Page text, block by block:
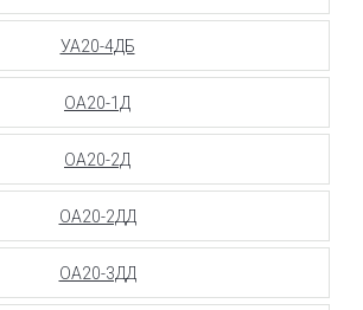
УА20-4ДБ
ОА20-1Д
ОА20-2Д
ОА20-2ДД
ОА20-3ДД